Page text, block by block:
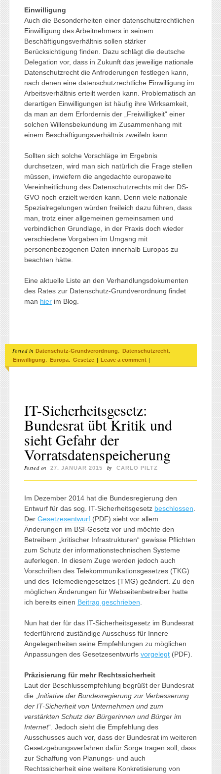
Einwilligung
Auch die Besonderheiten einer datenschutzrechtlichen
Einwilligung des Arbeitnehmers in seinem
Beschäftigungsverhältnis sollen stärker
Berücksichtigung finden. Dazu schlägt die deutsche
Delegation vor, dass in Zukunft das jeweilige nationale
Datenschutzrecht die Anfroderungen festlegen kann,
nach denen eine datenschutzrechtliche Einwilligung im
Arbeitsverhältnis erteilt werden kann. Problematisch an
derartigen Einwilligungen ist häufig ihre Wirksamkeit,
da man an dem Erfordernis der „Freiwilligkeit“ einer
solchen Willensbekundung im Zusammenhang mit
einem Beschäftigungsverhältnis zweifeln kann.
Sollten sich solche Vorschläge im Ergebnis
durchsetzen, wird man sich natürlich die Frage stellen
müssen, inwiefern die angedachte europaweite
Vereinheitlichung des Datenschutzrechts mit der DS-
GVO noch erzielt werden kann. Denn viele nationale
Spezialregelungen würden freileich dazu führen, dass
man, trotz einer allgemeinen gemeinsamen und
verbindlichen Grundlage, in der Praxis doch wieder
verschiedene Vorgaben im Umgang mit
personenbezogenen Daten innerhalb Europas zu
beachten hätte.
Eine aktuelle Liste an den Verhandlungsdokumenten
des Rates zur Datenschutz-Grundverordnung findet
man hierim Blog.
Posted in Datenschutz-Grundverordnung, Datenschutzrecht,
Einwilligung, Europa, Gesetze | Leave a comment |
IT-Sicherheitsgesetz:
Bundesrat übt Kritik und
sieht Gefahr der
Vorratsdatenspeicherung
Posted on 27. JANUAR 2015 by CARLO PILTZ
Im Dezember 2014 hat die Bundesregierung den
Entwurf für das sog. IT-Sicherheitsgesetz beschlossen
Der Gesetzesentwurf (PDF) sieht vor allem
Änderungen im BSI-Gesetz vor und möchte den
Betreibern „kritischer Infrastrukturen“ gewisse Pflichten
zum Schutz der informationstechnischen Systeme
auferlegen. In diesem Zuge werden jedoch auch
Vorschriften des Telekommunikationsgesetzes (TKG)
und des Telemediengesetzes (TMG) geändert. Zu den
möglichen Änderungen für Webseitenbetreiber hatte
ich bereits einen Beitrag geschrieben
Nun hat der für das IT-Sicherheitsgesetz im Bundesrat
federführend zuständige Ausschuss für Innere
Angelegenheiten seine Empfehlungen zu möglichen
Anpassungen des Gesetzesentwurfs vorgelegt(PDF).
Präzisierung für mehr Rechtssicherheit
Laut der Beschlussempfehlung begrüßt der Bundesrat
die „ Initiative der Bundesregierung zur Verbesserung
der IT-Sicherheit von Unternehmen und zum
verstärkten Schutz der Bürgerinnen und Bürger im
Internet“. Jedoch sieht die Empfehlung des
Ausschusses auch vor, dass der Bundesrat im weiteren
Gesetzgebungsverfahren dafür Sorge tragen soll, dass
zur Schaffung von Planungs- und auch
Rechtssicherheit eine weitere Konkretisierung von